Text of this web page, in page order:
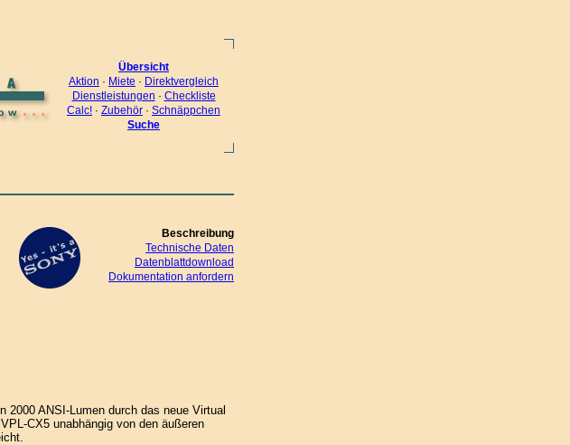
Übersicht
Aktion · Miete · Direktvergleich
Dienstleistungen · Checkliste
Calc! · Zubehör · Schnäppchen
Suche
Beschreibung
Technische Daten
Datenblattdownload
Dokumentation anfordern
2000 ANSI-Lumen durch das neue Virtual
CX5 unabhängig von den äußeren